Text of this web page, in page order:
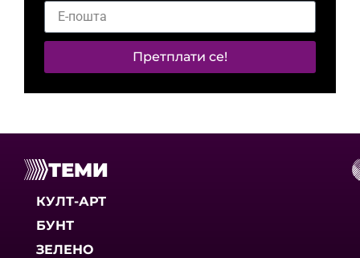
Претплати се!
ТЕМИ
КУЛТ-АРТ
БУНТ
ЗЕЛЕНО